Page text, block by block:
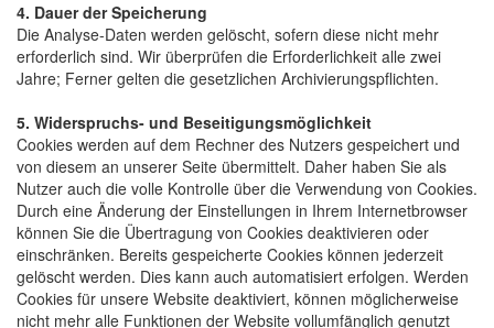
4. Dauer der Speicherung
Die Analyse-Daten werden gelöscht, sofern diese nicht mehr
erforderlich sind. Wir überprüfen die Erforderlichkeit alle zwei
Jahre; Ferner gelten die gesetzlichen Archivierungspflichten.
5. Widerspruchs- und Beseitigungsmöglichkeit
Cookies werden auf dem Rechner des Nutzers gespeichert und
von diesem an unserer Seite übermittelt. Daher haben Sie als
Nutzer auch die volle Kontrolle über die Verwendung von Cookies.
Durch eine Änderung der Einstellungen in Ihrem Internetbrowser
können Sie die Übertragung von Cookies deaktivieren oder
einschränken. Bereits gespeicherte Cookies können jederzeit
gelöscht werden. Dies kann auch automatisiert erfolgen. Werden
Cookies für unsere Website deaktiviert, können möglicherweise
nicht mehr alle Funktionen der Website vollumfänglich genutzt